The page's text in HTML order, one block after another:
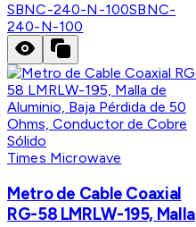
SBNC-240-N-100SBNC-
240-N-100
Times Microwave
Metro de Cable Coaxial
RG-58 LMRLW-195, Malla